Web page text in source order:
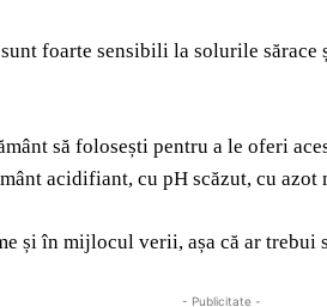
foarte sensibili la solurile
să folosești pentru a le oferi
acidifiant, cu pH scăzut, cu azot
și în mijlocul verii, așa că ar trebui
- Publicitate -